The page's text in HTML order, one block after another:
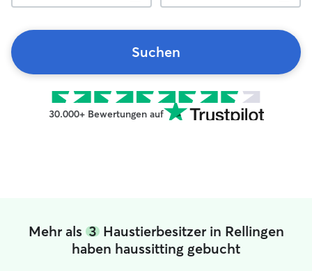
Suchen
30.000+ Bewertungen auf
Mehr als 3Haustierbesitzer in Rellingen
haben haussitting gebucht